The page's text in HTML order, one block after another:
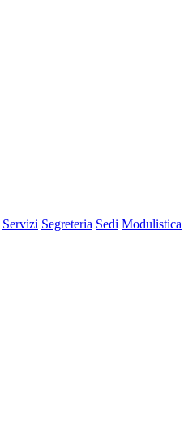
Servizi Segreteria Sedi Modulistica